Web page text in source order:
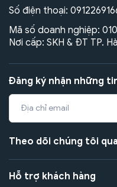
Số điện thoại:
Mã số doanh nghiệp:
Nơi cấp: SKH & ĐT TP.
Đăng ký nhận những
Theo dõi chúng tôi qua
Hỗ trợ khách hàng